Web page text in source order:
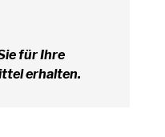
für Ihre
erhalten.